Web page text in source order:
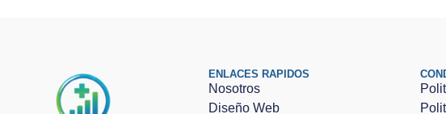
ENLACES RAPIDOS
Nosotros
Diseño Web